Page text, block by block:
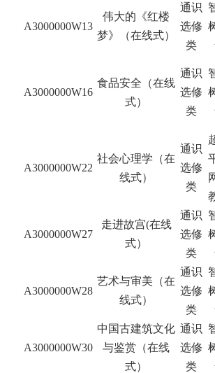
A3000000W13
伟大的《红楼
梦》（在线式）
通识
选修
类
A3000000W16
食品安全（在线
式）
通识
选修
类
A3000000W22
社会心理学（在
线式）
通识
选修
类
A3000000W27
走进故宫(在线
式）
通识
选修
类
A3000000W28
艺术与审美（在
线式）
通识
选修
类
A3000000W30
中国古建筑文化
与鉴赏（在线
式）
通识
选修
类